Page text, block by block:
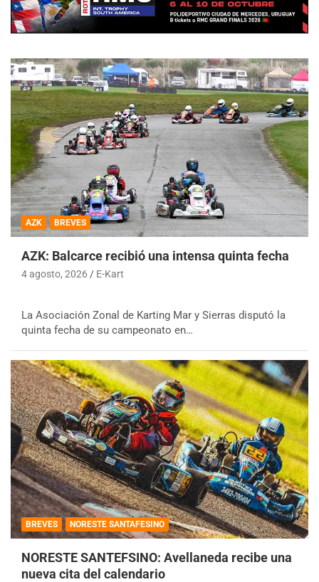
AZK BREVES
AZK: Balcarce recibió una intensa quinta fecha
4 agosto, 2026 E-Kart
La Asociación Zonal de Karting Mar y Sierras disputó la
quinta fecha de su campeonato en…
BREVES NORESTE SANTAFESINO
NORESTE SANTEFSINO: Avellaneda recibe una
nueva cita del calendario